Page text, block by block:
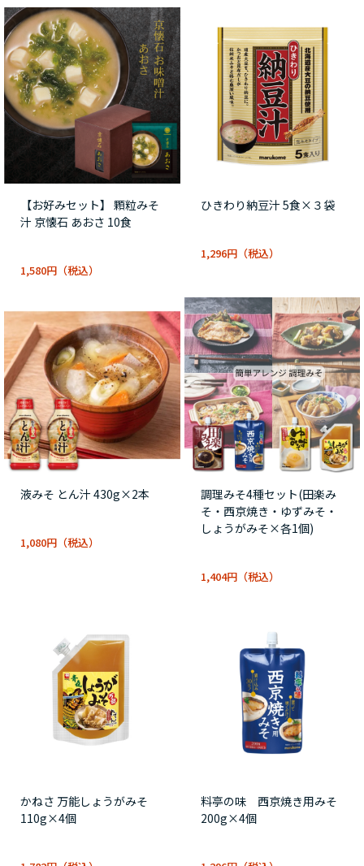
【お好みセット】 顆粒みそ
汁 京懐石 あおさ 10食
1,580円
ひきわり納豆汁 5食×３袋
1,296円
液みそ とん汁 430g×2本
1,080円
調理みそ4種セット(田楽み
そ・西京焼き・ゆずみそ・
しょうがみそ×各1個)
1,404円
かねさ 万能しょうがみそ
110g×4個
料亭の味 西京焼き用みそ
200g×4個